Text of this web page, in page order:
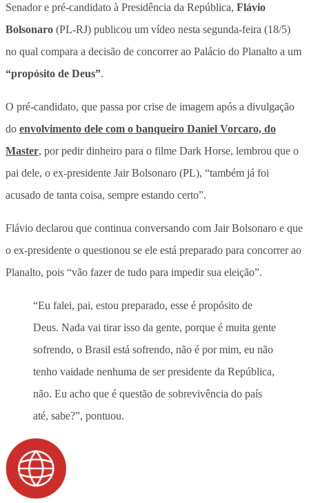
Senador e pré-candidato à Presidência da República, Flávio
Bolsonaro (PL-RJ) publicou um vídeo nesta segunda-feira (18/5)
no qual compara a decisão de concorrer ao Palácio do Planalto a um
“propósito de Deus”.
O pré-candidato, que passa por crise de imagem após a divulgação
do envolvimento dele com o banqueiro Daniel Vorcaro, do
Master, por pedir dinheiro para o filme Dark Horse, lembrou que o
pai dele, o ex-presidente Jair Bolsonaro (PL), “também já foi
acusado de tanta coisa, sempre estando certo”.
Flávio declarou que continua conversando com Jair Bolsonaro e que
o ex-presidente o questionou se ele está preparado para concorrer ao
Planalto, pois “vão fazer de tudo para impedir sua eleição”.
“Eu falei, pai, estou preparado, esse é propósito de
Deus. Nada vai tirar isso da gente, porque é muita gente
sofrendo, o Brasil está sofrendo, não é por mim, eu não
tenho vaidade nenhuma de ser presidente da República,
não. Eu acho que é questão de sobrevivência do país
até, sabe?”, pontuou.